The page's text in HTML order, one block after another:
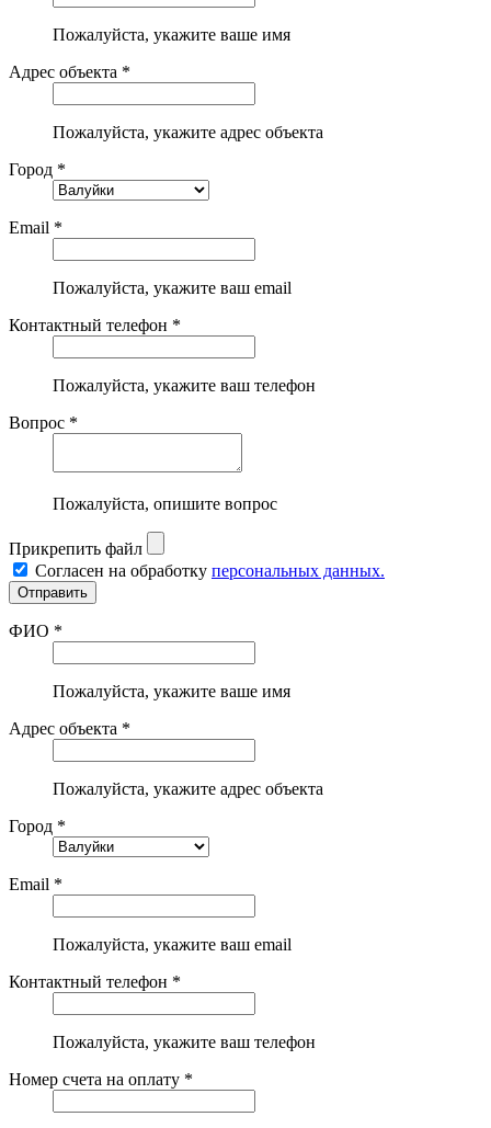
Пожалуйста, укажите ваше имя
Адрес объекта *
Пожалуйста, укажите адрес объекта
Город *
Email *
Пожалуйста, укажите ваш email
Контактный телефон *
Пожалуйста, укажите ваш телефон
Вопрос *
Пожалуйста, опишите вопрос
Прикрепить файл
Согласен на обработку персональных данных.
ФИО *
Пожалуйста, укажите ваше имя
Адрес объекта *
Пожалуйста, укажите адрес объекта
Город *
Email *
Пожалуйста, укажите ваш email
Контактный телефон *
Пожалуйста, укажите ваш телефон
Номер счета на оплату *